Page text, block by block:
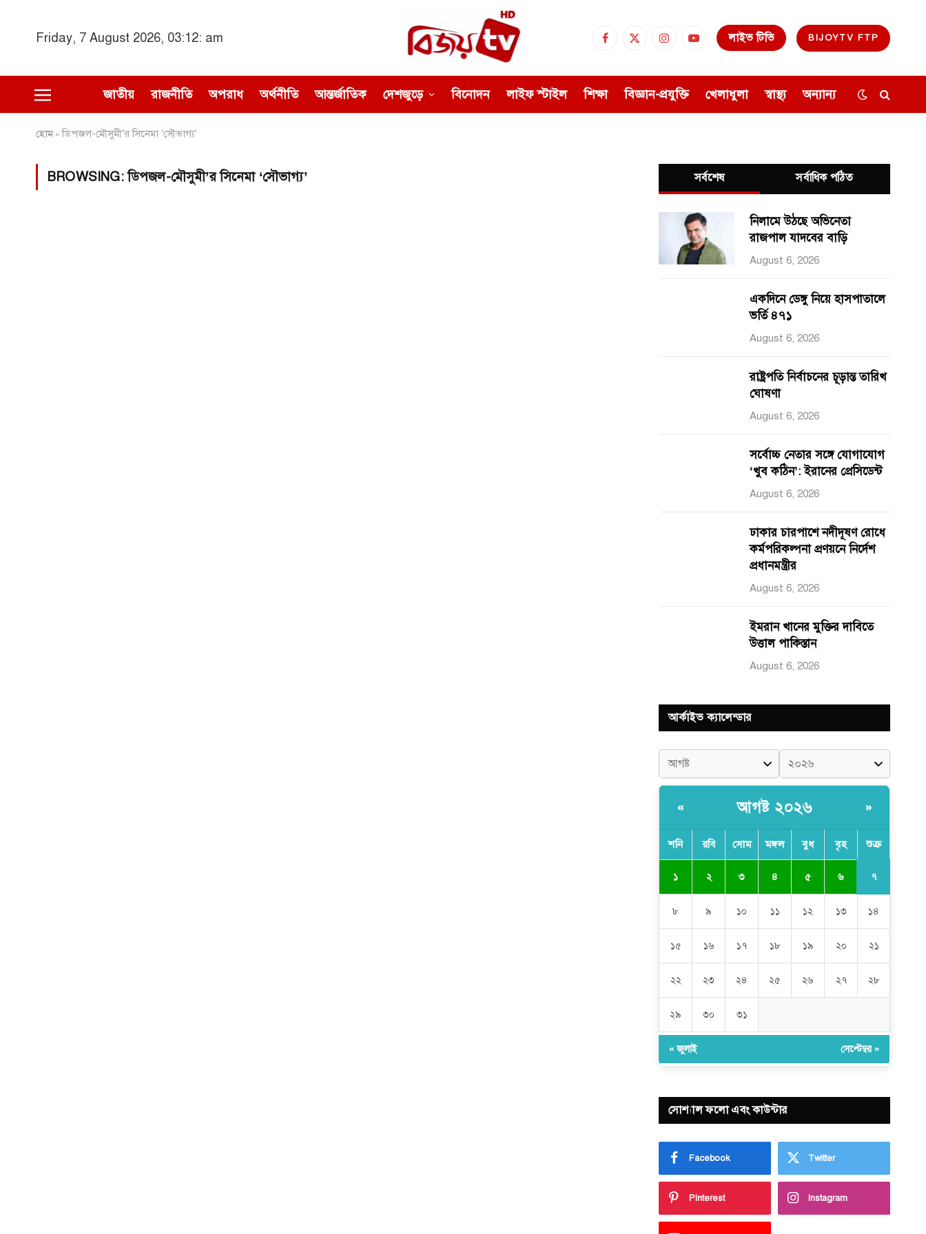
Friday, 7 August 2026, 03:12: am Facebook
X
InstagramYouTubeলাইভ টিভি BIJOYTV FTP
জাতীয় রাজনীতি অপরাধ অর্থনীতি আন্তর্জাতিক দেশজুড়ে বিনোদন লাইফ স্টাইল শিক্ষা বিজ্ঞান-প্রযুক্তি খেলাধুলা স্বাস্থ্য অন্যান্য
হোম»ডিপজল-মৌসুমী’র সিনেমা ‘সৌভাগ্য’
BROWSING:ডিপজল-মৌসুমী’র সিনেমা ‘সৌভাগ্য’ সর্বশেষ সর্বাধিক পঠিত
নিলামে উঠছে অভিনেতা
রাজপাল যাদবের বাড়ি
August 6, 2026
একদিনে ডেঙ্গু নিয়ে হাসপাতালে
ভর্তি ৪৭১
August 6, 2026
রাষ্ট্রপতি নির্বাচনের চূড়ান্ত তারিখ
ঘোষণা
August 6, 2026
সর্বোচ্চ নেতার সঙ্গে যোগাযোগ
‘খুব কঠিন’: ইরানের প্রেসিডেন্ট
August 6, 2026
ঢাকার চারপাশে নদীদূষণ রোধে
কর্মপরিকল্পনা প্রণয়নে নির্দেশ
প্রধানমন্ত্রীর
August 6, 2026
ইমরান খানের মুক্তির দাবিতে
উত্তাল পাকিস্তান
August 6, 2026
আর্কাইভ ক্যালেন্ডার
« আগষ্ট ২০২৬ »
শনি রবি সোম মঙ্গল বুধ বৃহ শুক্র
১ ২ ৩ ৪ ৫ ৬ ৭
৮ ৯ ১০ ১১ ১২ ১৩ ১৪
১৫ ১৬ ১৭ ১৮ ১৯ ২০ ২১
২২ ২৩ ২৪ ২৫ ২৬ ২৭ ২৮
২৯ ৩০ ৩১
« জুলাই সেপ্টেম্বর »
সোশ্যাল ফলো এবং কাউন্টার
Facebook Twitter
Pinterest Instagram